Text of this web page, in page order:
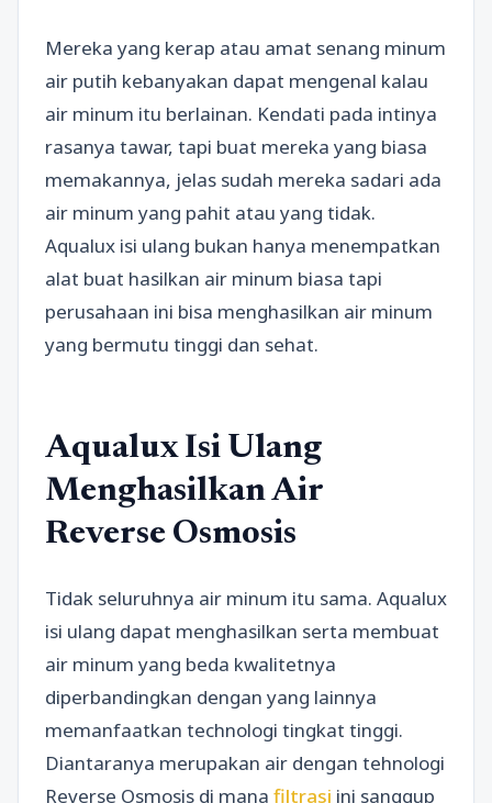
Mereka yang kerap atau amat senang minum
air putih kebanyakan dapat mengenal kalau
air minum itu berlainan. Kendati pada intinya
rasanya tawar, tapi buat mereka yang biasa
memakannya, jelas sudah mereka sadari ada
air minum yang pahit atau yang tidak.
Aqualux isi ulang bukan hanya menempatkan
alat buat hasilkan air minum biasa tapi
perusahaan ini bisa menghasilkan air minum
yang bermutu tinggi dan sehat.
Aqualux Isi Ulang
Menghasilkan Air
Reverse Osmosis
Tidak seluruhnya air minum itu sama. Aqualux
isi ulang dapat menghasilkan serta membuat
air minum yang beda kwalitetnya
diperbandingkan dengan yang lainnya
memanfaatkan technologi tingkat tinggi.
Diantaranya merupakan air dengan tehnologi
Reverse Osmosis di mana filtrasi ini sanggup